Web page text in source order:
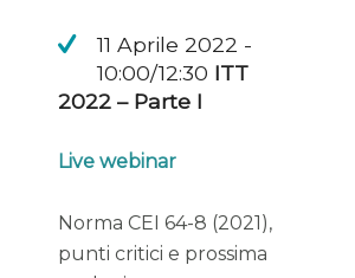
11 Aprile 2022 -
10:00/12:30 ITT
2022 – Parte I
Live webinar
Norma CEI 64-8 (2021),
punti critici e prossima